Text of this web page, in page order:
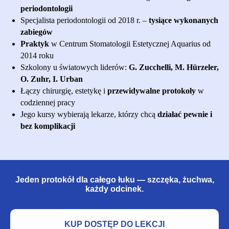
periodontologii
Specjalista periodontologii od 2018 r. – tysiące wykonanych
zabiegów
Praktyk w Centrum Stomatologii Estetycznej Aquarius od
2014 roku
Szkolony u światowych liderów: G. Zucchelli, M. Hürzeler,
O. Zuhr, I. Urban
Łączy chirurgię, estetykę i przewidywalne protokoły w
codziennej pracy
Jego kursy wybierają lekarze, którzy chcą działać pewnie i
bez komplikacji
Jeden protokół dla całego łuku — szczęka, żuchwa,
każdy odcinek.
KUP DOSTĘP DO LEKCJI